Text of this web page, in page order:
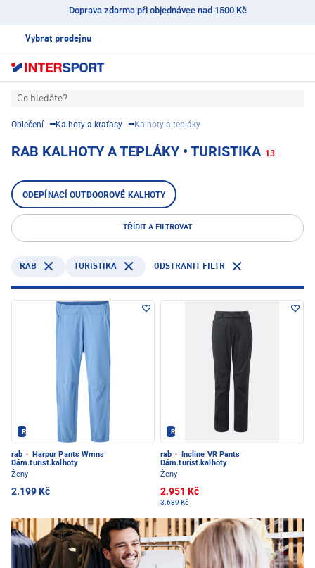
Doprava zdarma při objednávce nad 1500 Kč
Vybrat prodejnu
Co hledáte?
Oblečení Kalhoty a kraťasy Kalhoty a tepláky
RAB KALHOTY A TEPLÁKY • TURISTIKA 13
ODEPÍNACÍ OUTDOOROVÉ KALHOTY
TŘÍDIT A FILTROVAT
RAB TURISTIKA ODSTRANIT FILTR
Rab - PEC POD SNĚŽKOU
rab · Harpur Pants Wmns
Dám.turist.kalhoty
Ženy
2.199 Kč
Rab - PEC POD SNĚŽKOU
rab · Incline VR Pants
Dám.turist.kalhoty
Ženy
2.951 Kč
3.689 Kč